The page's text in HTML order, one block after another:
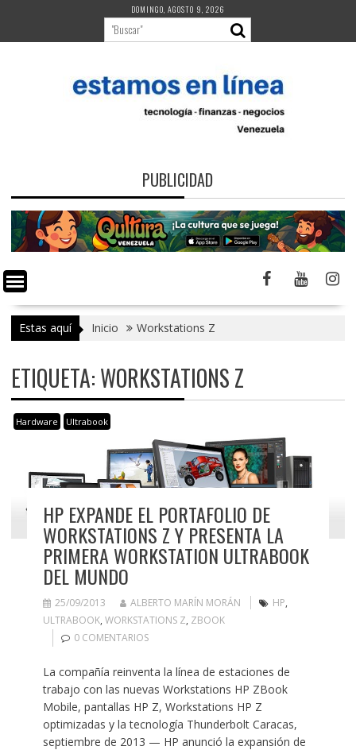
contenido
DOMINGO, AGOSTO 9, 2026
PUBLICIDAD
Estas aquí Inicio Workstations Z
ETIQUETA:WORKSTATIONS Z
Hardware Ultrabook
HP EXPANDE EL PORTAFOLIO DE
WORKSTATIONS Z Y PRESENTA LA
PRIMERA WORKSTATION ULTRABOOK
DEL MUNDO
25/09/2013 ALBERTO MARÍN MORÁN HP,
ULTRABOOK, WORKSTATIONS Z, ZBOOK
0 COMENTARIOS
La compañía reinventa la línea de estaciones de
trabajo con las nuevas Workstations HP ZBook
Mobile, pantallas HP Z, Workstations HP Z
optimizadas y la tecnología Thunderbolt Caracas,
septiembre de 2013 — HP anunció la expansión de